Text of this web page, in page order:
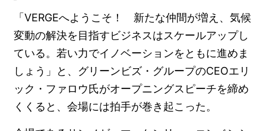
「VERGEへようこそ！ 新たな仲間が増え、気候
変動の解決を目指すビジネスはスケールアップし
ている。若い力でイノベーションをともに進めま
しょう」と、グリーンビズ・グループのCEOエリ
ック・ファロウ氏がオープニングスピーチを締め
くくると、会場には拍手が巻き起こった。